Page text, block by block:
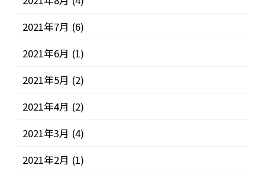
2021年7月 (6)
2021年6月 (1)
2021年5月 (2)
2021年4月 (2)
2021年3月 (4)
2021年2月 (1)